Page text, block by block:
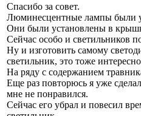
Спасибо за совет.
Люминесцентные лампы были
Они были установлены в
Сейчас особо и светильников
Ну и изготовить самому
светильник, это тоже
На ряду с содержанием
Еще раз повторюсь я уже
мне не понравился.
Сейчас его убрал и повесил